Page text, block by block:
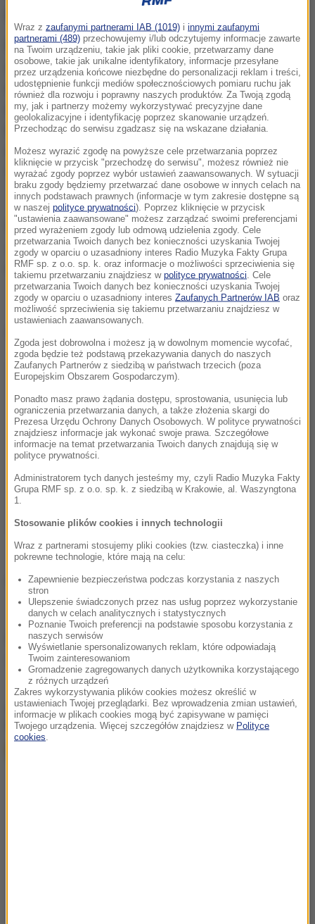
Przypomnijmy, że na początku roku twórcy "Wołynia"
założyli fundację, za której pośrednictwem
rozpoczęli zbieranie pieniędzy potrzebnych na
dokończenie filmu - m.in. zakończoną właśnie
realizację brakujących, ważnych dla wymowy
obrazu scen. Obecnie na jej koncie znajduje się 606
551 zł.
W obsadzie "Wołynia" są m.in. Arkadiusz Jakubik,
Jacek Braciak, Lech Dyblik, Iza Kuna, Janusz Chabior
i Michalina Łabacz.
(mn)
Źródło: RMF FM
Wołyń
chcesz widzieć więcej artykułów od RMF24?dodaj w
Google
Wraz z zaufanymi partnerami IAB (1019) i innymi zaufanymi
partnerami (489) przechowujemy i/lub odczytujemy informacje zawarte
na Twoim urządzeniu, takie jak pliki cookie, przetwarzamy dane
osobowe, takie jak unikalne identyfikatory, informacje przesyłane
przez urządzenia końcowe niezbędne do personalizacji reklam i treści,
udostępnienie funkcji mediów społecznościowych pomiaru ruchu jak
również dla rozwoju i poprawny naszych produktów. Za Twoją zgodą
my, jak i partnerzy możemy wykorzystywać precyzyjne dane
geolokalizacyjne i identyfikację poprzez skanowanie urządzeń.
Przechodząc do serwisu zgadzasz się na wskazane działania.
Możesz wyrazić zgodę na powyższe cele przetwarzania poprzez
kliknięcie w przycisk "przechodzę do serwisu", możesz również nie
wyrażać zgody poprzez wybór ustawień zaawansowanych. W sytuacji
braku zgody będziemy przetwarzać dane osobowe w innych celach na
innych podstawach prawnych (informacje w tym zakresie dostępne są
w naszej polityce prywatności). Poprzez kliknięcie w przycisk
"ustawienia zaawansowane" możesz zarządzać swoimi preferencjami
przed wyrażeniem zgody lub odmową udzielenia zgody. Cele
przetwarzania Twoich danych bez konieczności uzyskania Twojej
zgody w oparciu o uzasadniony interes Radio Muzyka Fakty Grupa
RMF sp. z o.o. sp. k. oraz informacje o możliwości sprzeciwienia się
takiemu przetwarzaniu znajdziesz w polityce prywatności . Cele
przetwarzania Twoich danych bez konieczności uzyskania Twojej
zgody w oparciu o uzasadniony interes Zaufanych Partnerów IAB oraz
możliwość sprzeciwienia się takiemu przetwarzaniu znajdziesz w
ustawieniach zaawansowanych.
Zgoda jest dobrowolna i możesz ją w dowolnym momencie wycofać,
zgoda będzie też podstawą przekazywania danych do naszych
Zaufanych Partnerów z siedzibą w państwach trzecich (poza
Europejskim Obszarem Gospodarczym).
Ponadto masz prawo żądania dostępu, sprostowania, usunięcia lub
ograniczenia przetwarzania danych, a także złożenia skargi do
Prezesa Urzędu Ochrony Danych Osobowych. W polityce prywatności
znajdziesz informacje jak wykonać swoje prawa. Szczegółowe
informacje na temat przetwarzania Twoich danych znajdują się w
polityce prywatności.
Administratorem tych danych jesteśmy my, czyli Radio Muzyka Fakty
Grupa RMF sp. z o.o. sp. k. z siedzibą w Krakowie, al. Waszyngtona
1.
Stosowanie plików cookies i innych technologii
Wraz z partnerami stosujemy pliki cookies (tzw. ciasteczka) i inne
pokrewne technologie, które mają na celu:
Zapewnienie bezpieczeństwa podczas korzystania z naszych
stron
Ulepszenie świadczonych przez nas usług poprzez wykorzystanie
danych w celach analitycznych i statystycznych
Poznanie Twoich preferencji na podstawie sposobu korzystania z
naszych serwisów
Wyświetlanie spersonalizowanych reklam, które odpowiadają
Twoim zainteresowaniom
Gromadzenie zagregowanych danych użytkownika korzystającego
z różnych urządzeń
Zakres wykorzystywania plików cookies możesz określić w
ustawieniach Twojej przeglądarki. Bez wprowadzenia zmian ustawień,
informacje w plikach cookies mogą być zapisywane w pamięci
Twojego urządzenia. Więcej szczegółów znajdziesz w Polityce
cookies